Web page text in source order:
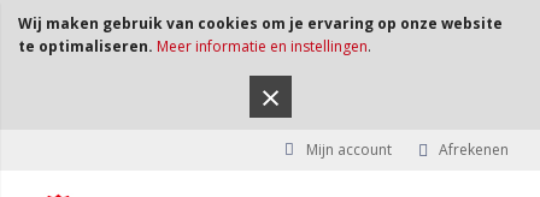
Wij maken gebruik van cookies om je ervaring op onze website
te optimaliseren. Meer informatie en instellingen.
×
Mijn account Afrekenen